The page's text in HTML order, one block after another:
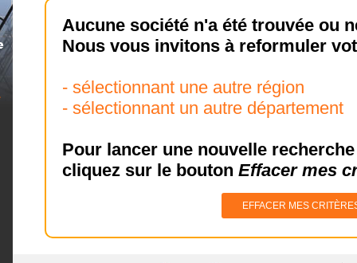
Aucune société n'a été trouvée ou
Nous vous invitons à reformuler
- sélectionnant une autre région
- sélectionnant un autre département
Pour lancer une nouvelle
cliquez sur le bouton Effacer mes
EFFACER MES